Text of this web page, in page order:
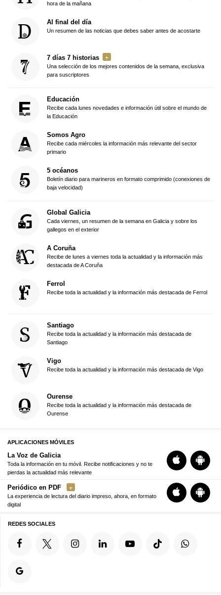
hora de la mañana
Al final del día
Un resumen de las noticias que debes saber antes de acostarte
7 días 7 historias
Una selección de los mejores contenidos de la semana, exclusiva
para suscriptores
Educación
Recibe cada lunes novedades e información útil sobre el mundo de
la Educación
Somos Agro
Recibe cada miércoles la información más relevante del sector
primario
5 océanos
Boletín diario para marineros en formato comprimido (conexiones de
baja velocidad)
Global Galicia
Cada viernes, un resumen de la semana en Galicia y sobre los
gallegos en el exterior
A Coruña
Recibe de lunes a viernes toda la actualidad y la información más
destacada de A Coruña
Ferrol
Recibe toda la actualidad y la información más destacada de Ferrol
Santiago
Recibe toda la actualidad y la información más destacada de
Santiago
Vigo
Recibe toda la actualidad y la información más destacada de Vigo
Ourense
Recibe toda la actualidad y la información más destacada de
Ourense
APLICACIONES MÓVILES
La Voz de Galicia
Toda la información en tu móvil. Recibe notificaciones y no te
pierdas la actualidad más relevante
Periódico en PDF
La experiencia de lectura del diario impreso, ahora, en formato
digital
REDES SOCIALES